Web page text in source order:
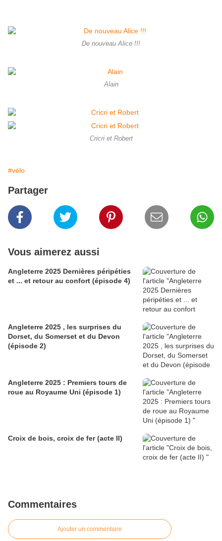
De nouveau Alice !!!
Alain
Cricri et Robert
#vélo
Partager
Vous aimerez aussi
Angleterre 2025 Dernières péripéties
et ... et retour au confort (épisode 4)
Angleterre 2025 , les surprises du
Dorset, du Somerset et du Devon
(épisode 2)
Angleterre 2025 : Premiers tours de
roue au Royaume Uni (épisode 1)
Croix de bois, croix de fer (acte II)
Commentaires
Ajouter un commentaire